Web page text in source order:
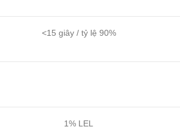
<15 giây / tỷ lệ 90%
1% LEL